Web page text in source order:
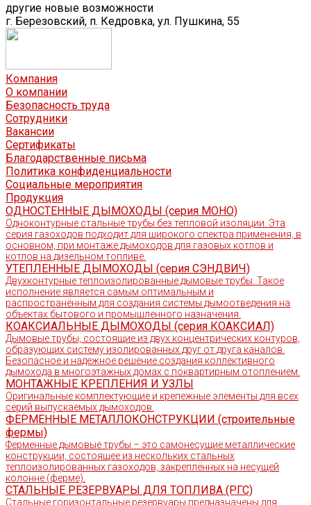
другие новые возможности
г. Березовский, п. Кедровка, ул. Пушкина, 55
Компания
О компании
Безопасность труда
Сотрудники
Вакансии
Сертификаты
Благодарственные письма
Политика конфиденциальности
Социальные мероприятия
Продукция
ОДНОСТЕННЫЕ ДЫМОХОДЫ (серия МОНО)
Одноконтурные стальные трубы без тепловой изоляции. Эта
серия газоходов подходит для широкого спектра применения, в
основном, при монтаже дымоходов для газовых котлов и
котлов на дизельном топливе.
УТЕПЛЕННЫЕ ДЫМОХОДЫ (серия СЭНДВИЧ)
Двухконтурные теплоизолированные дымовые трубы. Такое
исполнение является самым оптимальным и
распространённым для создания системы дымоотведения на
объектах бытового и промышленного назначения.
КОАКСИАЛЬНЫЕ ДЫМОХОДЫ (серия КОАКСИАЛ)
Дымовые трубы, состоящие из двух концентрических контуров,
образующих систему изолированных друг от друга каналов.
Безопасное и надежное решение создания коллективного
дымохода в многоэтажных домах с поквартирным отоплением.
МОНТАЖНЫЕ КРЕПЛЕНИЯ И УЗЛЫ
Оригинальные комплектующие и крепежные элементы для всех
серий выпускаемых дымоходов.
ФЕРМЕННЫЕ МЕТАЛЛОКОНСТРУКЦИИ (строительные
фермы)
Ферменные дымовые трубы – это самонесущие металлические
конструкции, состоящее из нескольких стальных
теплоизолированных газоходов, закреплённых на несущей
колонне (ферме).
СТАЛЬНЫЕ РЕЗЕРВУАРЫ ДЛЯ ТОПЛИВА (РГС)
Стальные горизонтальные резервуары предназначены для